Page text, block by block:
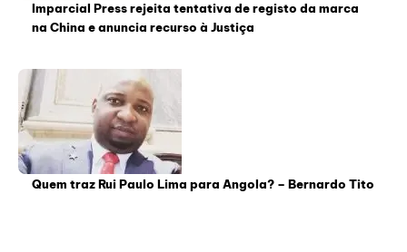
Imparcial Press rejeita tentativa de registo da marca
na China e anuncia recurso à Justiça
Quem traz Rui Paulo Lima para Angola? – Bernardo Tito